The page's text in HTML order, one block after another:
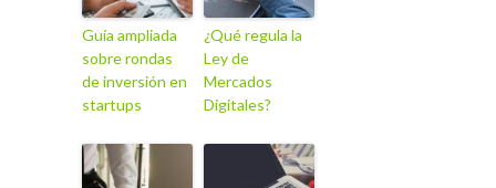
Guía ampliada
sobre rondas
de inversión en
startups
¿Qué regula la
Ley de
Mercados
Digitales?